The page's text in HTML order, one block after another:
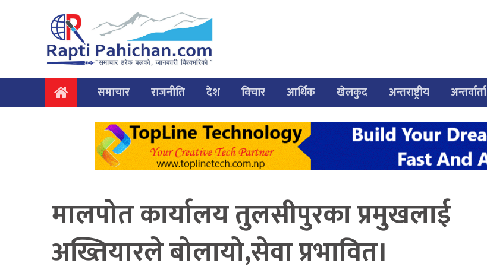
समाचार राजनीति देश विचार आर्थिक खेलकुद अन्तराष्ट्रीय अन्तर्वार्ता
मालपोत कार्यालय तुलसीपुरका प्रमुखलाई
अख्तियारले बोलायो,सेवा प्रभावित।